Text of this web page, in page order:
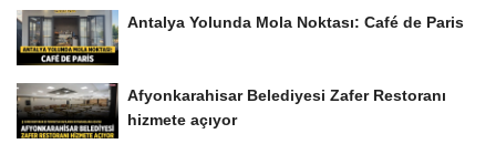
Antalya Yolunda Mola Noktası: Café de Paris
Afyonkarahisar Belediyesi Zafer Restoranı
hizmete açıyor